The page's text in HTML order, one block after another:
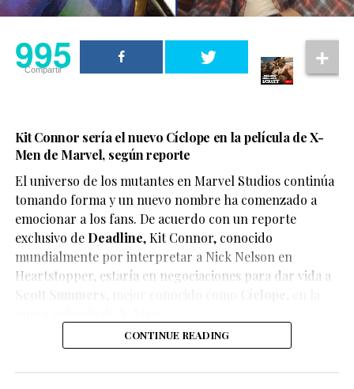
995
Compartir
Kit Connor sería el nuevo Cíclope en la película de X-
Men de Marvel, según reporte
El universo de los mutantes en Marvel Studios continúa
tomando forma y un nuevo nombre ha comenzado a
emocionar a los fans. De acuerdo con un reporte
exclusivo de Deadline,Kit Connor, conocido
mundialmente por interpretar a Nick Nelson en
Heartstopper, estaría en negociaciones para dar vida a
CONTINUE READING